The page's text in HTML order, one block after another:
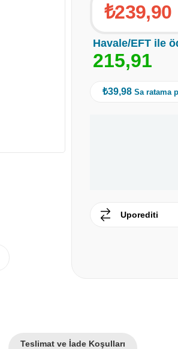
₺239,90
Havale/EFT ile
215,91
₺39,98 Sa ratama
Uporediti
Teslimat ve İade Koşulları